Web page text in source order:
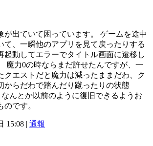
が出ていて困っています。 ゲームを途中
て、一瞬他のアプリを見て戻ったりする
起動してエラーでタイトル画面に遷移し
魔力0の時ならまだ許せたんですが、一
クエストだと魔力は減ったままだわ、ク
からだわで踏んだり蹴ったりの状態
なんとか以前のように復旧できるようお
のです。
15:08 | 通報